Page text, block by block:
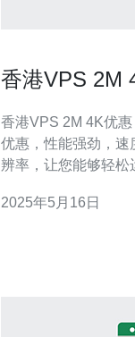
香港VPS 2M
香港VPS 2M 4K优惠，性能
优惠，性能强劲，
辨率，让您能够轻松
在购买香港VPS 2M
2025年5月16日